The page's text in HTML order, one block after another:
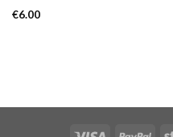
€6.00